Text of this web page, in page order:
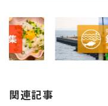
関連記事